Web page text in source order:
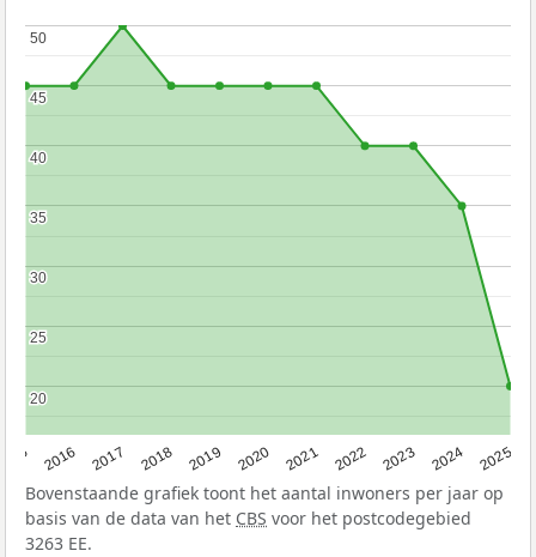
2016 2017 2018 2019 2020 2021 2022 2023 2024 2025
20
20
25
25
30
30
35
35
40
40
45
45
50
50
Bovenstaande grafiek toont het aantal inwoners per jaar op
basis van de data van het CBS voor het postcodegebied
3263 EE.